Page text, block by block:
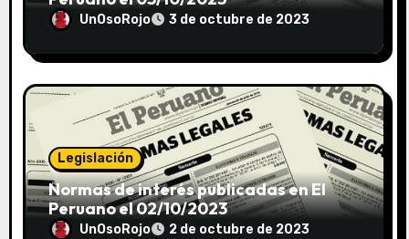
UnOsoRojo 3 de octubre de 2023
Legislación
Normas de interés publicadas en El
Peruano el 02/10/2023
UnOsoRojo 2 de octubre de 2023